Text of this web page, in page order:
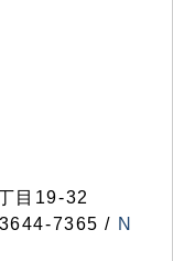
目19-32
7365 / N